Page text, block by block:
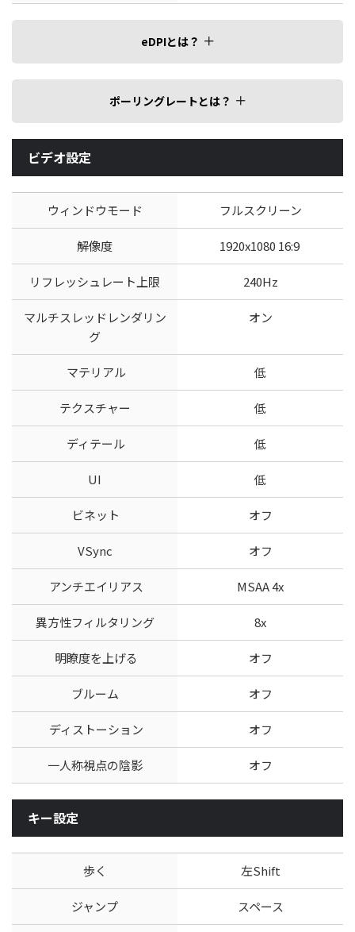
eDPIとは？
ポーリングレートとは？
ビデオ設定
ウィンドウモード フルスクリーン
解像度 1920x1080 16:9
リフレッシュレート上限 240Hz
マルチスレッドレンダリン
グ
オン
マテリアル 低
テクスチャー 低
ディテール 低
UI 低
ビネット オフ
VSync オフ
アンチエイリアス MSAA 4x
異方性フィルタリング 8x
明瞭度を上げる オフ
ブルーム オフ
ディストーション オフ
一人称視点の陰影 オフ
キー設定
歩く 左Shift
ジャンプ スペース